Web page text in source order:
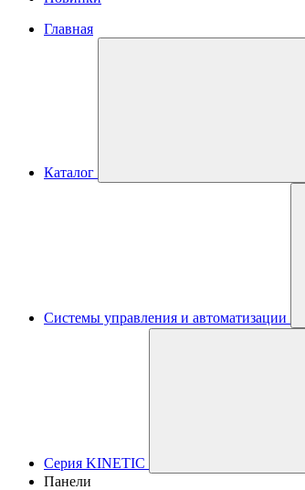
Главная
Каталог
Системы управления и автоматизации
Серия KINETIC
Панели